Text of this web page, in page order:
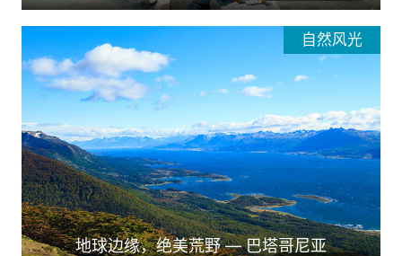
地球边缘，绝美荒野 — 巴塔哥尼亚
自然风光